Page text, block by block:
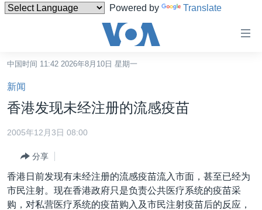
Powered by Translate
碍
链
接
转
容
转
港澳
国际
最新国际新闻
分类新闻
中国时间 11:42 2026年8月10日 星期一
新闻
香港发现未经注册的流感疫苗
2005年12月3日 08:00
分享
香港日前发现有未经注册的流感疫苗流入市面，甚至已经为
市民注射。现在香港政府只是负责公共医疗系统的疫苗采
购，对私营医疗系统的疫苗购入及市民注射疫苗后的反应，